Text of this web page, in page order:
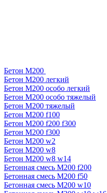
Бетон М200
Бетон М200 легкий
Бетон М200 особо легкий
Бетон М200 особо тяжелый
Бетон М200 тяжелый
Бетон М200 f100
Бетон М200 f200 f300
Бетон М200 f300
Бетон М200 w2
Бетон М200 w8
Бетон М200 w8 w14
Бетонная смесь М200 f200
Бетонная смесь М200 f50
Бетонная смесь М200 w10